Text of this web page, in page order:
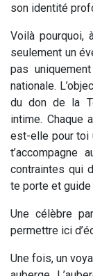
son identité
Voilà pourquoi,
seulement un
pas
nationale.
du don de la
intime. Chaque
est-elle pour toi
contraintes qui
te porte et guide
Une célèbre
permettre ici
Une fois, un